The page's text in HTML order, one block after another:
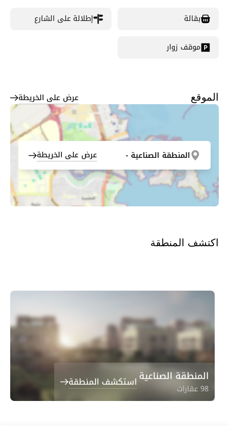
بقالة إطلالة على الشارع
موقف زوار
الموقع عرض على الخريطة
المنطقة الصناعية - عرض على الخريطة
اكتشف المنطقة
المنطقة الصناعية
98 عقارات استكشف المنطقة